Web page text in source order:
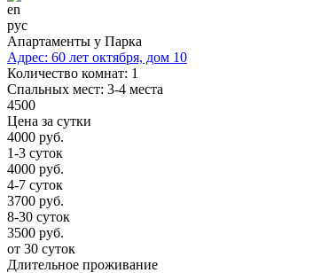
en
рус
Апартаменты у Парка
Адрес: 60 лет октября, дом 10
Количество комнат: 1
Cпальных мест: 3-4 места
4500
Цена за сутки
4000 руб.
1-3 суток
4000 руб.
4-7 суток
3700 руб.
8-30 суток
3500 руб.
от 30 суток
Длительное проживание